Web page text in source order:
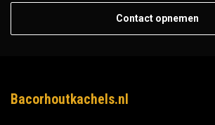
Contact opnemen
Bacorhoutkachels.nl